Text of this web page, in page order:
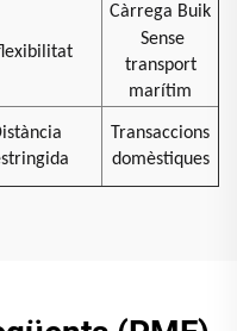
Càrrega Buik
Sense
transport
marítim
Transaccions
domèstiques